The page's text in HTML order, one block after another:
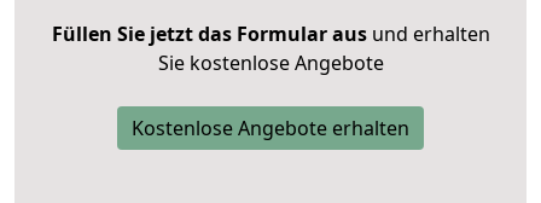
Füllen Sie jetzt das Formular ausund erhalten
Sie kostenlose Angebote
Kostenlose Angebote erhalten